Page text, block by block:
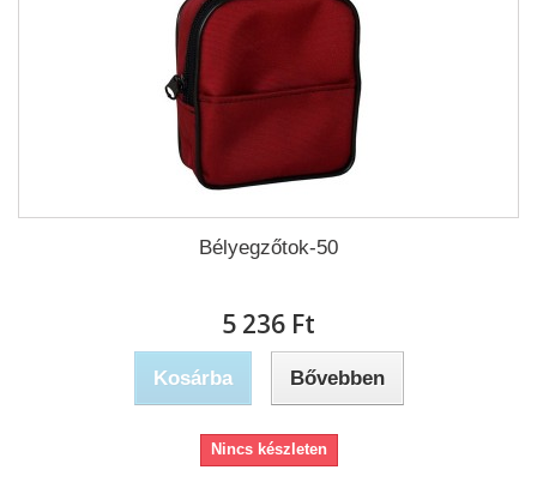
Bélyegzőtok-50
5 236 Ft‎
Kosárba Bővebben
Nincs készleten